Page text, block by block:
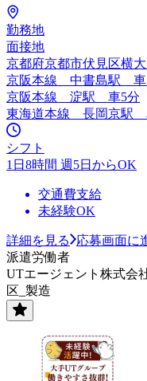
勤務地
面接地
京都府京都市伏見区横
京阪本線 中書島駅 車
京阪本線 淀駅 車5分
東海道本線 長岡京駅
シフト
1日8時間 週5日からOK
交通費支給
未経験OK
詳細を見る
応募画面に
派遣労働者
UTエージェント株式会
区_製造